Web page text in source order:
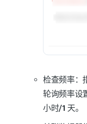
检查频率：
轮询频率设
小时/1 天。